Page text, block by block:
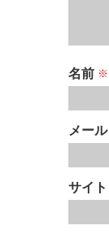
名前 ※
メール
サイト